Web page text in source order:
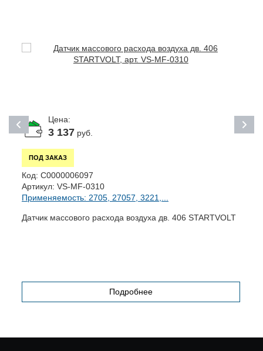
Цена:
3 137руб.
ПОД ЗАКАЗ
Код: С0000006097
Артикул: VS-MF-0310
Применяемость: 2705, 27057, 3221,...
Датчик массового расхода воздуха дв. 406 STARTVOLT
Подробнее